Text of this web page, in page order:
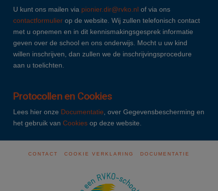
U kunt ons mailen via pionier.dir@rvko.nl of via ons
contactformulierop de website. Wij zullen telefonisch contact
met u opnemen en in dit kennismakingsgesprek informatie
geven over de school en ons onderwijs. Mocht u uw kind
willen inschrijven, dan zullen we de inschrijvingsprocedure
aan u toelichten.
Protocollen en Cookies
Lees hier onze Documentatie, over Gegevensbescherming en
het gebruik van Cookiesop deze website.
CONTACT COOKIE VERKLARING DOCUMENTATIE